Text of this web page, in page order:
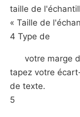
taille de
« Taille de
4 Type de
votre marge
tapez votre
de texte.
5